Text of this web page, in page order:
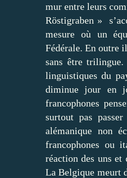
mur entre leurs
Röstigraben »
mesure où un
Fédérale. En outre
sans être
linguistiques du
diminue jour en
francophones
surtout pas
alémanique non
francophones ou
réaction des uns et
La Belgique meurt